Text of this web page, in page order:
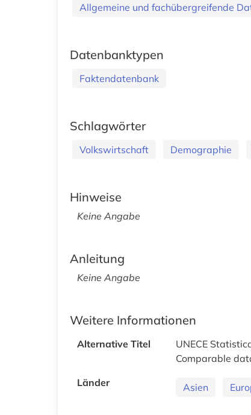
Allgemeine und fachübergreifende
Datenbanktypen
Faktendatenbank
Schlagwörter
Volkswirtschaft Demographie
Hinweise
Keine Angabe
Anleitung
Keine Angabe
Weitere Informationen
Alternative Titel
UNECE
Comparable
Länder
Asien